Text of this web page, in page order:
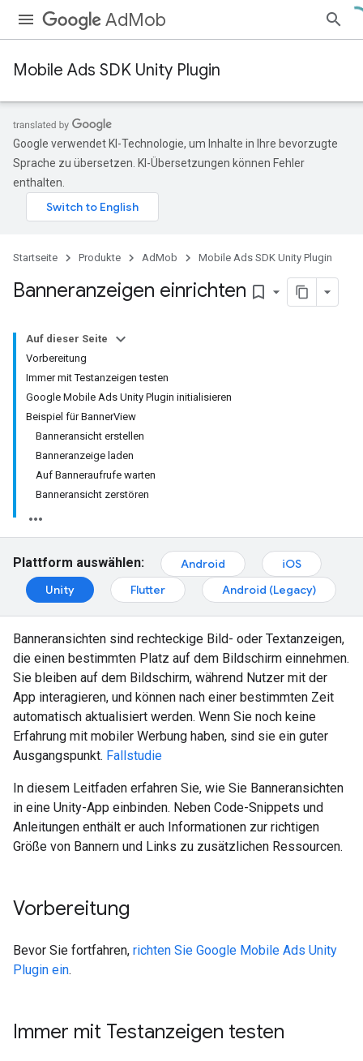
AdMob
Mobile Ads SDK Unity Plugin
Google verwendet KI-Technologie, um Inhalte in Ihre bevorzugte
Sprache zu übersetzen. KI-Übersetzungen können Fehler
enthalten.
Startseite Produkte AdMob Mobile Ads SDK Unity Plugin
Banneranzeigen einrichten bookmark_border
Auf dieser Seite
Vorbereitung
Immer mit Testanzeigen testen
Google Mobile Ads Unity Plugin initialisieren
Beispiel für BannerView
Banneransicht erstellen
Banneranzeige laden
Auf Banneraufrufe warten
Banneransicht zerstören
Plattform auswählen: Android
iOS
Unity
Flutter Android (Legacy)
Banneransichten sind rechteckige Bild- oder Textanzeigen,
die einen bestimmten Platz auf dem Bildschirm einnehmen.
Sie bleiben auf dem Bildschirm, während Nutzer mit der
App interagieren, und können nach einer bestimmten Zeit
automatisch aktualisiert werden. Wenn Sie noch keine
Erfahrung mit mobiler Werbung haben, sind sie ein guter
Ausgangspunkt. Fallstudie
In diesem Leitfaden erfahren Sie, wie Sie Banneransichten
in eine Unity-App einbinden. Neben Code-Snippets und
Anleitungen enthält er auch Informationen zur richtigen
Größe von Bannern und Links zu zusätzlichen Ressourcen.
Vorbereitung
Bevor Sie fortfahren, richten Sie Google Mobile Ads Unity
Plugin ein.
Immer mit Testanzeigen testen